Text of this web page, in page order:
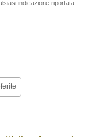
indicazione riportata